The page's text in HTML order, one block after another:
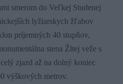
smerom do Veľkej Studenej
lyžiarskych žľabov
príjemných 40 stupňov,
stena Žltej veže s
zjazd až na dolný koniec
výškových metrov.